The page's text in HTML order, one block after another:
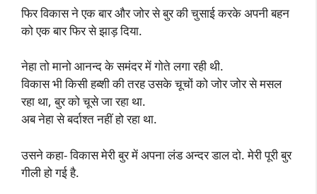
फिर विकास ने एक बार और जोर से बुर की चुसाई करके अपनी बहन
को एक बार फिर से झाड़ दिया.
नेहा तो मानो आनन्द के समंदर में गोते लगा रही थी.
विकास भी किसी हब्शी की तरह उसके चूचों को जोर जोर से मसल
रहा था, बुर को चूसे जा रहा था.
अब नेहा से बर्दाश्त नहीं हो रहा था.
उसने कहा- विकास मेरी बुर में अपना लंड अन्दर डाल दो. मेरी पूरी बुर
गीली हो गई है.